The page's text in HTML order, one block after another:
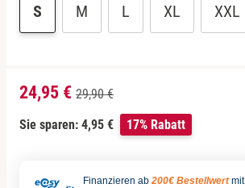
S M L XL XXL
24,95 € 29,90 €
Sie sparen: 4,95 €
17% Rabatt
Finanzieren ab 200€ Bestellwert mit
Bochum